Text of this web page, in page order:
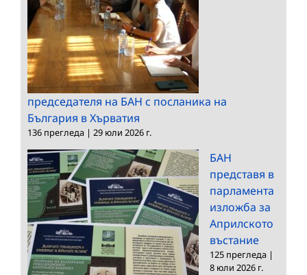
председателя на БАН с посланика на
България в Хърватия
136 прегледа|29 юли 2026 г.
представя в
парламента
изложба за
Априлското
въстание
125 прегледа
8 юли 2026 г.